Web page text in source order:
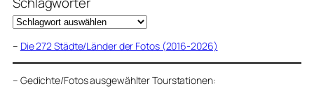
– Die 272 Städte/Länder der Fotos (2016-2026)
– Gedichte/Fotos ausgewählter Tourstationen: